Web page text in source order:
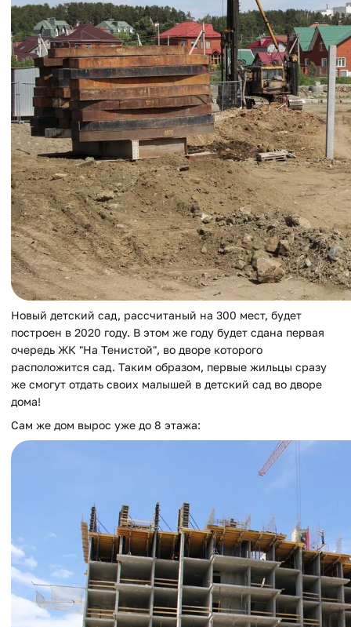
Новый детский сад, рассчитаный на 300 мест, будет
построен в 2020 году. В этом же году будет сдана первая
очередь ЖК "На Тенистой", во дворе которого
расположится сад. Таким образом, первые жильцы сразу
же смогут отдать своих малышей в детский сад во дворе
дома!
Сам же дом вырос уже до 8 этажа: